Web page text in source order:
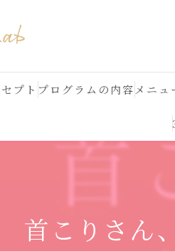
プト プログラムの内容
結果が出る理由
メニュ
首こりさん